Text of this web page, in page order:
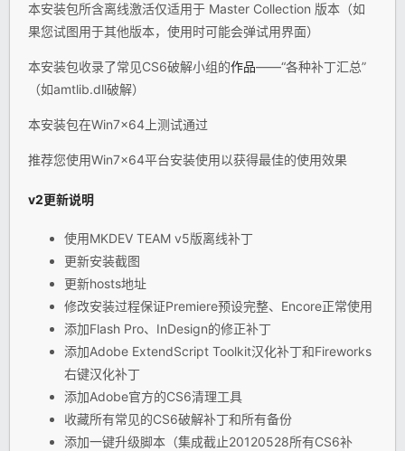
本安装包所含离线激活仅适用于 Master Collection 版本（如
果您试图用于其他版本，使用时可能会弹试用界面）
本安装包收录了常见CS6破解小组的作品——“各种补丁汇总”
（如amtlib.dll破解）
本安装包在Win7x64上测试通过
推荐您使用Win7x64平台安装使用以获得最佳的使用效果
v2更新说明
使用MKDEV TEAM v5版离线补丁
更新安装截图
更新hosts地址
修改安装过程保证Premiere预设完整、Encore正常使用
添加Flash Pro、InDesign的修正补丁
添加Adobe ExtendScript Toolkit汉化补丁和Fireworks
右键汉化补丁
添加Adobe官方的CS6清理工具
收藏所有常见的CS6破解补丁和所有备份
添加一键升级脚本（集成截止20120528所有CS6补